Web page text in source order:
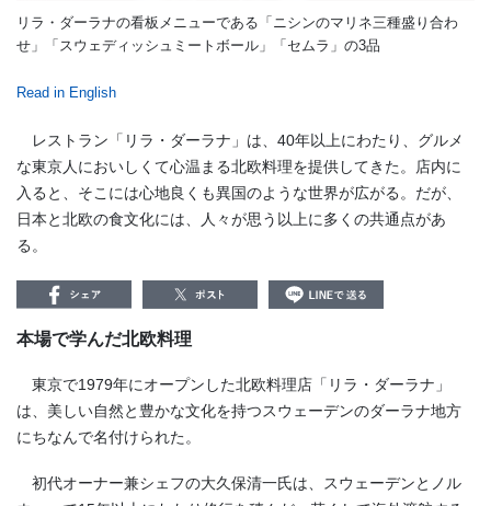
リラ・ダーラナの看板メニューである「ニシンのマリネ三種盛り合わ
せ」「スウェディッシュミートボール」「セムラ」の3品
Read in English
レストラン「リラ・ダーラナ」は、40年以上にわたり、グルメ
な東京人においしくて心温まる北欧料理を提供してきた。店内に
入ると、そこには心地良くも異国のような世界が広がる。だが、
日本と北欧の食文化には、人々が思う以上に多くの共通点があ
る。
本場で学んだ北欧料理
東京で1979年にオープンした北欧料理店「リラ・ダーラナ」
は、美しい自然と豊かな文化を持つスウェーデンのダーラナ地方
にちなんで名付けられた。
初代オーナー兼シェフの大久保清一氏は、スウェーデンとノル